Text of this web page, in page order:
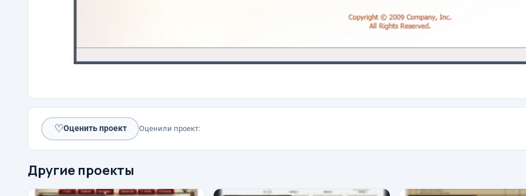
♡Оценить проект Оценили проект:
Другие проекты